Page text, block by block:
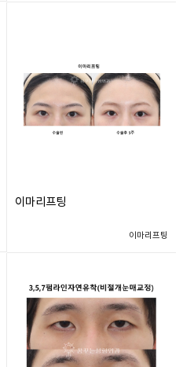
이마리프팅
이마리프팅